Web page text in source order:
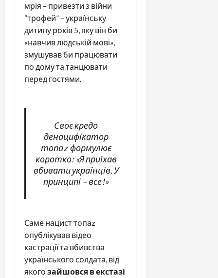
мрія – привезти з війни
“трофей” – українську
дитину років 5, яку він би
«навчив людській мові»,
змушував би працювати
по дому та танцювати
перед гостями.
Своє кредо
денацифікатор
топаz формулює
коротко: «Я приїхав
вбивати українців. У
принципі – все!»
Саме нацист топаz
опублікував відео
кастрації та вбивства
українського солдата, від
якого зайшовся в екстазі